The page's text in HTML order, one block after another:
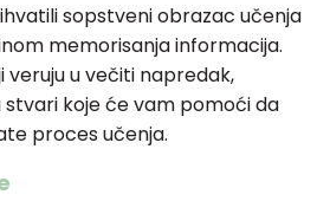
sopstveni obrazac učenja
memorisanja informacija.
veruju u večiti napredak,
koje će vam pomoći da
proces učenja.